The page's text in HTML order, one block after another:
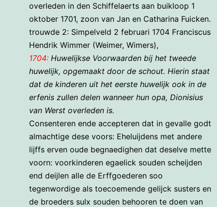
overleden in den Schiffelaerts aan buikloop 1
oktober 1701, zoon van Jan en Catharina Fuicken.
trouwde 2: Simpelveld 2 februari 1704 Franciscus
Hendrik Wimmer (Weimer, Wimers),
1704: Huwelijkse Voorwaarden bij het tweede
huwelijk, opgemaakt door de schout. Hierin staat
dat de kinderen uit het eerste huwelijk ook in de
erfenis zullen delen wanneer hun opa, Dionisius
van Werst overleden is.
Consenteren ende accepteren dat in gevalle godt
almachtige dese voors: Eheluijdens met andere
lijffs erven oude begnaedighen dat deselve mette
voorn: voorkinderen egaelick souden scheijden
end deijlen alle de Erffgoederen soo
tegenwordige als toecoemende gelijck susters en
de broeders sulx souden behooren te doen van